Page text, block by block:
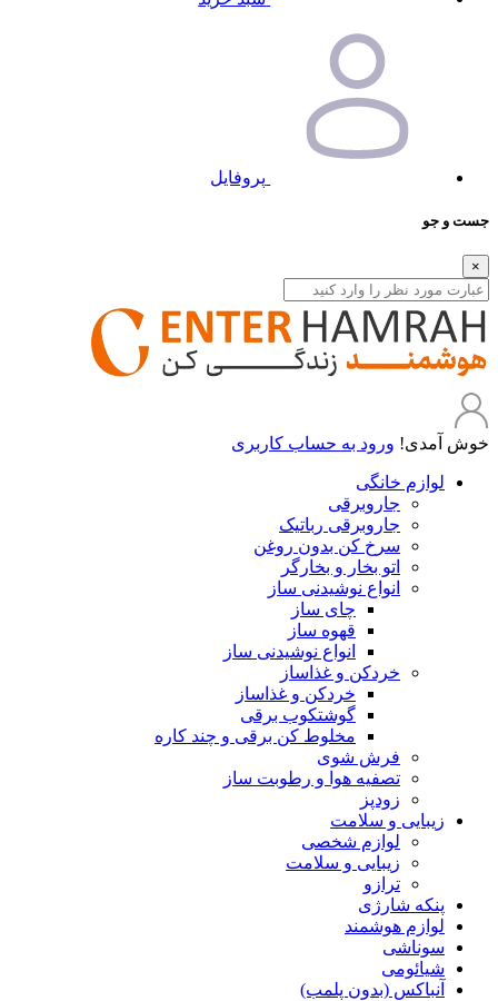
پروفایل
جست و جو
×
خوش آمدی! ورود به حساب کاربری
لوازم خانگی
جاروبرقی
جاروبرقی رباتیک
سرخ کن بدون روغن
اتو بخار و بخارگر
انواع نوشیدنی ساز
چای ساز
قهوه ساز
انواع نوشیدنی ساز
خردکن و غذاساز
خردکن و غذاساز
گوشتکوب برقی
مخلوط کن برقی و چند کاره
فرش شوی
تصفیه هوا و رطوبت ساز
زودپز
زیبایی و سلامت
لوازم شخصی
زیبایی و سلامت
ترازو
پنکه شارژی
لوازم هوشمند
سوناشی
شیائومی
آنباکس (بدون پلمب)